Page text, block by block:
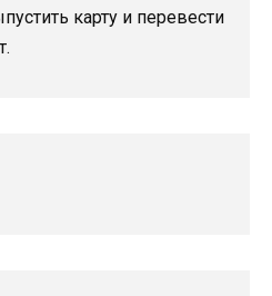
карту и перевести